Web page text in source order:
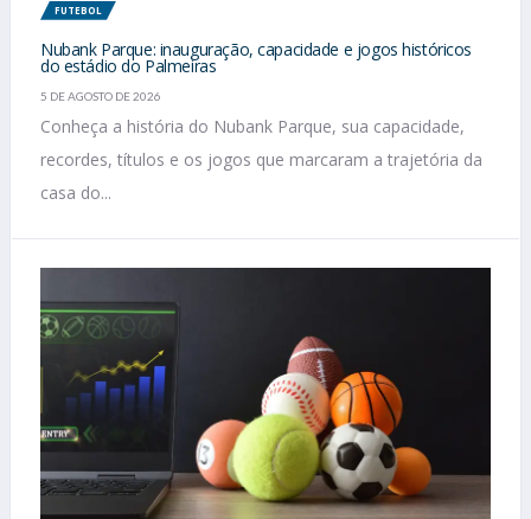
FUTEBOL
Nubank Parque: inauguração, capacidade e jogos históricos
do estádio do Palmeiras
5 DE AGOSTO DE 2026
Conheça a história do Nubank Parque, sua capacidade,
recordes, títulos e os jogos que marcaram a trajetória da
casa do...